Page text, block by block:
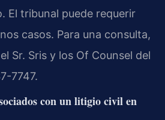
El tribunal puede requerir
casos. Para una consulta,
Sr. Sris y los Of Counsel del
7747.
con un litigio civil en